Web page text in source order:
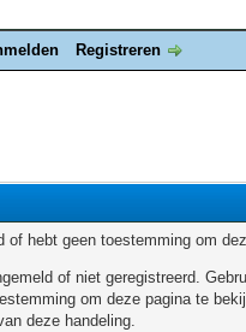
Registreren
of hebt geen toestemming om
of niet geregistreerd.
om deze pagina te
deze handeling.